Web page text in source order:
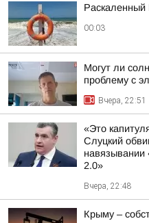
Раскаленный
00:03
Могут ли
проблему с
Вчера, 22:51
«Это
Слуцкий
навязывании
2.0»
Вчера, 22:48
Крыму –